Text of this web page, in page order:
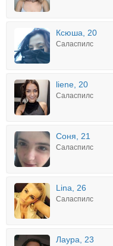
Ксюша, 20
Саласпилс
liene, 20
Саласпилс
Соня, 21
Саласпилс
Lina, 26
Саласпилс
Лаура, 23